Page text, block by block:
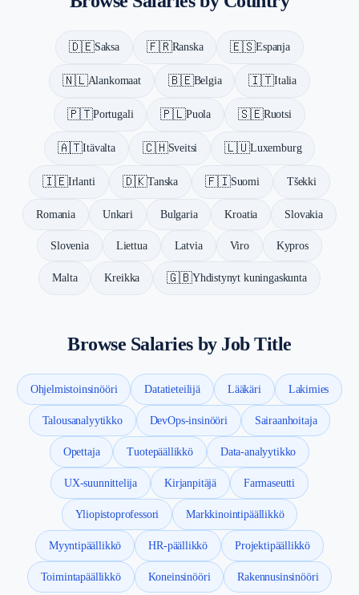
Luxemburg — €72K average salary
Alankomaat — €56K average salary
Puola — €28K average salary
Espanja — €36K average salary
Sveitsi — €100K average salary
Belgia — €50K average salary
Itävalta — €55K average salary
🇩🇪Saksa 🇫🇷Ranska 🇪🇸Espanja
🇳🇱Alankomaat 🇧🇪Belgia 🇮🇹Italia
🇵🇹Portugali 🇵🇱Puola 🇸🇪Ruotsi
🇦🇹Itävalta 🇨🇭Sveitsi 🇱🇺Luxemburg
🇮🇪Irlanti 🇩🇰Tanska 🇫🇮Suomi Tšekki
Romania Unkari Bulgaria Kroatia Slovakia
Slovenia Liettua Latvia Viro Kypros
Malta Kreikka 🇬🇧Yhdistynyt kuningaskunta
Browse Salaries by Job Title
Ohjelmistoinsinööri Datatieteilijä Lääkäri Lakimies
Talousanalyytikko DevOps-insinööri Sairaanhoitaja
Opettaja Tuotepäällikkö Data-analyytikko
UX-suunnittelija Kirjanpitäjä Farmaseutti
Yliopistoprofessori Markkinointipäällikkö
Myyntipäällikkö HR-päällikkö Projektipäällikkö
Toimintapäällikkö Koneinsinööri Rakennusinsinööri